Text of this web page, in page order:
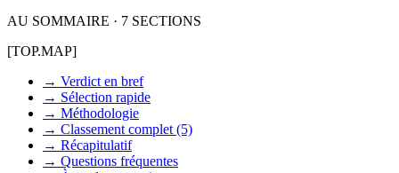
AU SOMMAIRE · 7 SECTIONS
[TOP.MAP]
→ Verdict en bref
→ Sélection rapide
→ Méthodologie
→ Classement complet (5)
→ Récapitulatif
→ Questions fréquentes